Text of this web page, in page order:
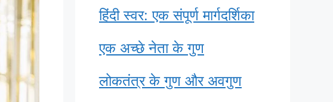
हिंदी स्वर: एक संपूर्ण मार्गदर्शिका
एक अच्छे नेता के गुण
लोकतंत्र के गुण और अवगुण